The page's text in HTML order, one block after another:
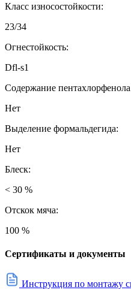
Класс износостойкости:
23/34
Огнестойкость:
Dfl-s1
Содержание
Нет
Выделение формальдегида:
Нет
Блеск:
< 30 %
Отскок мяча:
100 %
Сертификаты и документы
Инструкция по монтажу